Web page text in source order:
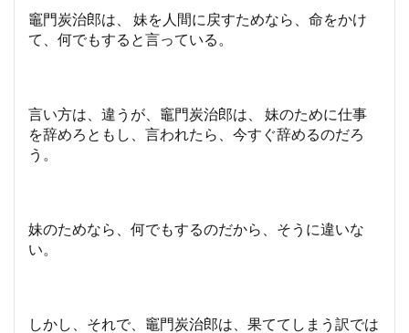
竈門炭治郎は、 妹を人間に戻すためなら、命をかけ
て、何でもすると言っている。
言い方は、違うが、竈門炭治郎は、 妹のために仕事
を辞めろともし、言われたら、今すぐ辞めるのだろ
う。
妹のためなら、何でもするのだから、そうに違いな
い。
しかし、それで、竈門炭治郎は、果ててしまう訳では